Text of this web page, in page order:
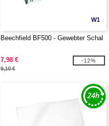
W1
Beechfield BF500 - Gewebter Schal
7,98 €
9,10 €
-12%